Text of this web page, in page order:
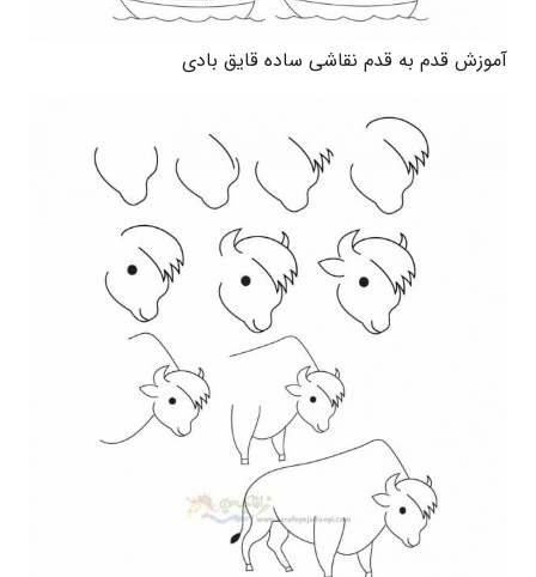
آموزش قدم به قدم نقاشی ساده قایق بادی